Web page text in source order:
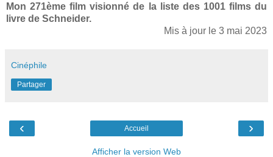
Mon 271ème film visionné de la liste des 1001 films du
livre de Schneider.
Mis à jour le 3 mai 2023
Cinéphile
Partager
‹ ›
Accueil
Afficher la version Web